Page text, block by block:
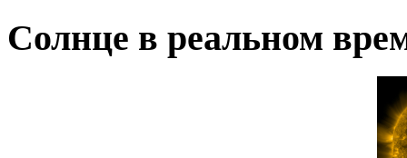
Солнце в реальном